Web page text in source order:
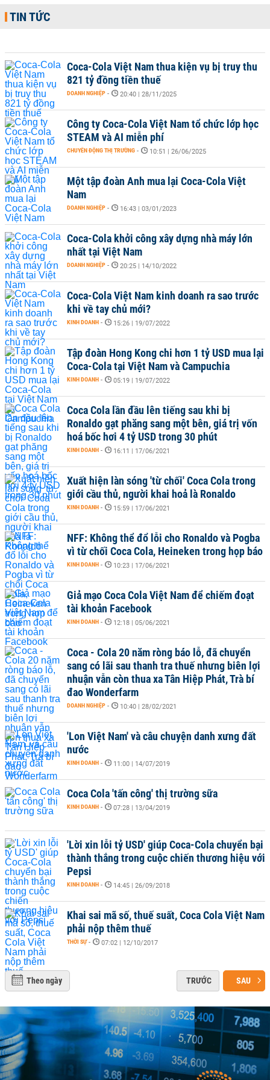
TIN TỨC
Coca-Cola Việt Nam thua kiện vụ bị truy thu
821 tỷ đồng tiền thuế
DOANH NGHIỆP - 20:40 | 28/11/2025
Công ty Coca-Cola Việt Nam tổ chức lớp học
STEAM và AI miễn phí
CHUYỂN ĐỘNG THỊ TRƯỜNG - 10:51 | 26/06/2025
Một tập đoàn Anh mua lại Coca-Cola Việt
Nam
DOANH NGHIỆP - 16:43 | 03/01/2023
Coca-Cola khởi công xây dựng nhà máy lớn
nhất tại Việt Nam
DOANH NGHIỆP - 20:25 | 14/10/2022
Coca-Cola Việt Nam kinh doanh ra sao trước
khi về tay chủ mới?
KINH DOANH - 15:26 | 19/07/2022
Tập đoàn Hong Kong chi hơn 1 tỷ USD mua lại
Coca-Cola tại Việt Nam và Campuchia
KINH DOANH - 05:19 | 19/07/2022
Coca Cola lần đầu lên tiếng sau khi bị
Ronaldo gạt phăng sang một bên, giá trị vốn
hoá bốc hơi 4 tỷ USD trong 30 phút
KINH DOANH - 16:11 | 17/06/2021
Xuất hiện làn sóng 'từ chối' Coca Cola trong
giới cầu thủ, người khai hoả là Ronaldo
KINH DOANH - 15:59 | 17/06/2021
NFF: Không thể đổ lỗi cho Ronaldo và Pogba
vì từ chối Coca Cola, Heineken trong họp báo
KINH DOANH - 10:23 | 17/06/2021
Giả mạo Coca Cola Việt Nam để chiếm đoạt
tài khoản Facebook
KINH DOANH - 12:18 | 05/06/2021
Coca - Cola 20 năm ròng báo lỗ, đã chuyển
sang có lãi sau thanh tra thuế nhưng biên lợi
nhuận vẫn còn thua xa Tân Hiệp Phát, Trà bí
đao Wonderfarm
DOANH NGHIỆP - 10:40 | 28/02/2021
'Lon Việt Nam' và câu chuyện danh xưng đất
nước
KINH DOANH - 11:00 | 14/07/2019
Coca Cola 'tấn công' thị trường sữa
KINH DOANH - 07:28 | 13/04/2019
'Lời xin lỗi tỷ USD' giúp Coca-Cola chuyển bại
thành thắng trong cuộc chiến thương hiệu với
Pepsi
KINH DOANH - 14:45 | 26/09/2018
Khai sai mã số, thuế suất, Coca Cola Việt Nam
phải nộp thêm thuế
THỜI SỰ - 07:02 | 12/10/2017
Theo ngày TRƯỚC SAU